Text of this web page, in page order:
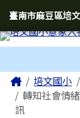
臺南市麻
導覽列
臺南市麻豆區培
主內容區域
Home培文國小
轉知社會情
訊
頁尾區域